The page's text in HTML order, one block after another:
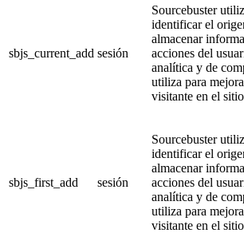
sbjs_current_add sesión
Sourcebuster
identificar el
almacenar
acciones del
analítica y de
utiliza para
visitante en el
sbjs_first_add sesión
Sourcebuster
identificar el
almacenar
acciones del
analítica y de
utiliza para
visitante en el